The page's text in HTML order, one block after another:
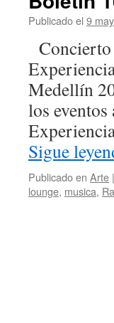
Publicado el 9
Medellín
los
Sigue
Publicado en Arte |
lounge, musica,